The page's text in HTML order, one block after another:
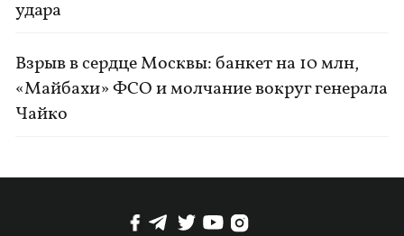
удара
Взрыв в сердце Москвы: банкет на 10 млн,
«Майбахи» ФСО и молчание вокруг генерала
Чайко